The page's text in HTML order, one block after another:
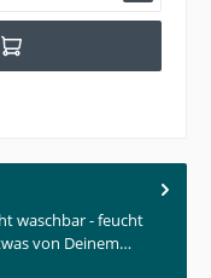
waschbar - feucht
von Deinem…